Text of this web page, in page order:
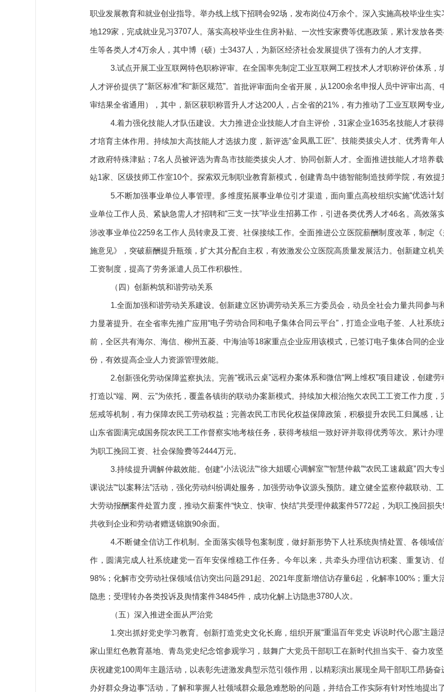
职业发展教育和就业创业指导。 举办线上线下招聘会92场， 发布岗位4万余个。 深入 实施高校毕业生实
地129家， 完成就业见习3707人 。 落实高校毕业生住房补贴、一次性安家费等优惠政策， 累计发放各
生等各类人才4万余 人 ， 其中博（硕）士3437 人 ， 为新区经济社会发展提供了强有力的人才支撑。
3.试点开展工业互联网特色职称评审。 在全国率先制定工业互联网工程技术人才职称评价体系 ，
人才评价提供了“新区标准”和“新区规范”。 首批评审面向全省开展，从1200余名申报人员中评审出高、
审结果全省通用） ，其中 ， 新区获职称晋升 人才达200人，占全省的21% ，有力推动了工业互联网专业
4.着力强化技能人才队伍建设。 大力推进企业技能人才自主评价， 31家企业1635名技能人才获
才培育主体作用。持续加大高技能人才选拔力度，新评选“金凤凰工匠”、技能类拔尖人才、优秀青年
才政府特殊津贴 ；7名人员被评选为青岛市技能类拔尖人才、协同创新人才。全面推进技能人才培养
站1家、区级技师工作室10个。探索双元制职业教育新模式，创建青岛中德智能制造技师学院，有效提
5.不断加强事业单位人事管理。 多维度拓展事业单位引才渠道，面向重点高校组织实施“优选计
业单位工作人员、紧缺急需人才招聘和“三支一扶”毕业生招募工作， 引进各类优秀人才46名。 高效落
涉改事业单位2259名工作 人员转隶及工资 、社保接续工作。全面推进公立医院薪酬制度改革，制定
施意见》，突破薪酬提升瓶颈，扩大其分配自主权，有效激发公立医院高质量发展活力。创新建立机
工资制度，提高了劳务派遣人员工作积极性。
（四）创新构筑和谐劳动关系
1.全面加强和谐劳动关系建设。 创新建立区协调劳动关系三方委员会，动员全社会力量共同参与
力显著提升。在全省率先推广应用“电子劳动合同和电子集体合同云平台”，打造企业电子签、人社系统
前，全区共有海尔、海信、柳州五菱、中海油等18家重点企业应用该模式，已签订电子集体合同的企
份，有效提高企业人力资源管理效能。
2.创新强化劳动保障监察执法。 完善“视讯云桌”远程办案体系和微信“网上维权”项目建设，创建劳
打造以“端、网、云”为依托，覆盖各镇街的联动办案新模式。 持续加大根治拖欠农民工工资工作力度
惩戒等机制，有力保障农民工劳动权益；完善农民工市民化权益保障政策，积极提升农民工归属感，
山东省圆满完成国务院农民工工作督察实地考核任务，获得考核组一致好评并取得优秀等次。 累计办
为职工挽回工资、社会保险费等2444万元。
3.持续提升调解仲裁效能。 创建“小法说法”“徐大姐暖心调解室”“智慧仲裁”“农民工速裁庭”四大
课说法”“以案释法”活动，强化劳动纠纷调处服务，加强劳动争议源头预防。建立健全监察仲裁联动、
大劳动报酬案件处置力度，推动欠薪案件“快立、快审、快结”共受理仲裁案件5772起，为职工挽回损失
共收到企业和劳动者赠送锦旗90余面。
4.不断健全信访工作机制。全面落实领导包案制度，做好新形势下人社系统舆情处置 、各领域
作，圆满完成人社系统建党一百年安保维稳工作任务 。今年以来，共牵头办理信访积案、重复访、
98%；化解市交劳动社保领域信访突出问题291起、2021年度新增信访存量6起，化解率100%；重大
隐患；受理转办各类投诉及舆情案件34845件，成功化解上访隐患3780人次。
（五） 深入推进全面从严治党
1.突出抓好党史学习教育。 创新打造党史文化长廊， 组织开展“重温百年党史 诉说时代心愿”主题
家山里红色教育基地、青岛党史纪念馆参观学习，鼓舞广大党员干部职工在新时代担当实干、奋力攻坚
庆祝建党100周年主题活动，以表彰先进激发典型示范引领作用，以精彩演出展现全局干部职工昂扬奋
办好群众身边事”活动， 了解和掌握 人社领域群众最急难愁盼的问题， 并结合工作实际有针对性地提出